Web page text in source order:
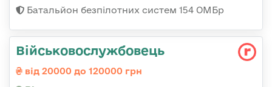
Батальйон безпілотних систем 154 ОМБр
Військовослужбовець
від 20000 до 120000 грн